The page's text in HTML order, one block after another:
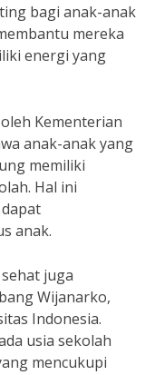
bagi anak-anak
mereka
energi yang
Kementerian
anak-anak yang
memiliki
Hal ini
anak.
juga
Wijanarko,
Indonesia.
usia sekolah
mencukupi